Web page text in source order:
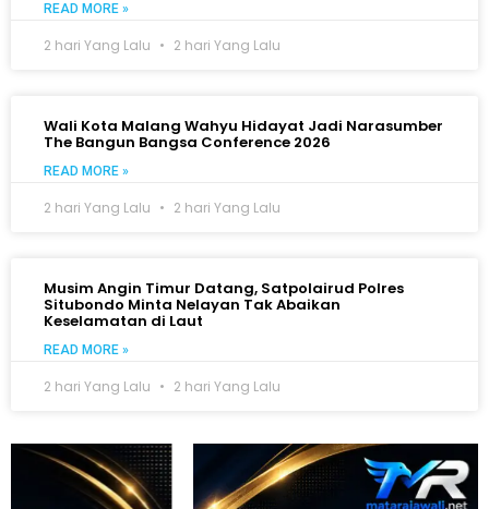
READ MORE »
2 hari Yang Lalu 2 hari Yang Lalu
Wali Kota Malang Wahyu Hidayat Jadi Narasumber
The Bangun Bangsa Conference 2026
READ MORE »
2 hari Yang Lalu 2 hari Yang Lalu
Musim Angin Timur Datang, Satpolairud Polres
Situbondo Minta Nelayan Tak Abaikan
Keselamatan di Laut
READ MORE »
2 hari Yang Lalu 2 hari Yang Lalu